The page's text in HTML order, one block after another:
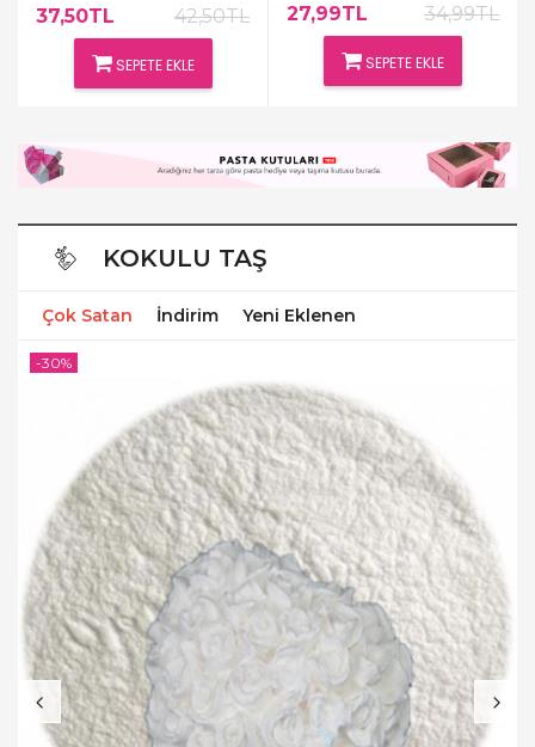
37,50TL 42,50TL
SEPETE EKLE
27,99TL 34,99TL
SEPETE EKLE
KOKULU TAŞ
Çok Satan İndirim Yeni Eklenen
-30%